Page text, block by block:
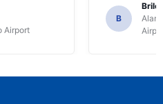
Airport
B